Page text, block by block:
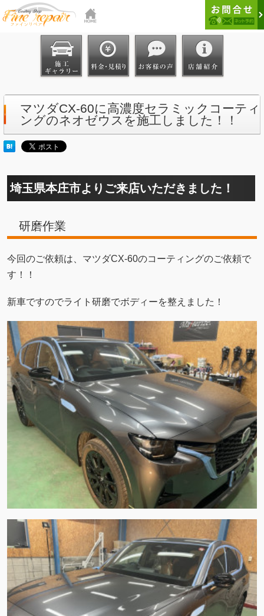
マツダCX-60に高濃度セラミックコーティ
ングのネオゼウスを施工しました！！
埼玉県本庄市よりご来店いただきました！
研磨作業
今回のご依頼は、マツダCX-60のコーティングのご依頼で
す！！
新車ですのでライト研磨でボディーを整えました！